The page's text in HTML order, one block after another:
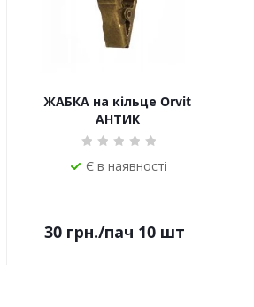
ЖАБКА на кільце Orvit
АНТИК
Є в наявності
30грн./пач 10 шт